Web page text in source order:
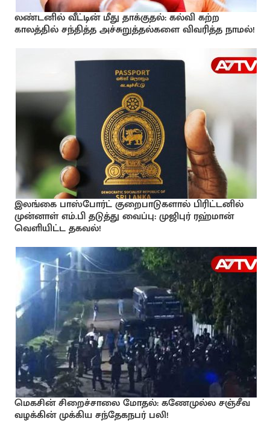
லண்டனில் வீட்டின் மீது தாக்குதல்: கல்வி கற்ற
காலத்தில் சந்தித்த அச்சுறுத்தல்களை விவரித்த நாமல்!
இலங்கை பாஸ்போர்ட் குறைபாடுகளால் பிரிட்டனில்
முன்னாள் எம்.பி தடுத்து வைப்பு: முஜிபுர் ரஹ்மான்
வெளியிட்ட தகவல்!
மெகசின் சிறைச்சாலை மோதல்: கணேமுல்ல சஞ்சீவ
வழக்கின் முக்கிய சந்தேகநபர் பலி!